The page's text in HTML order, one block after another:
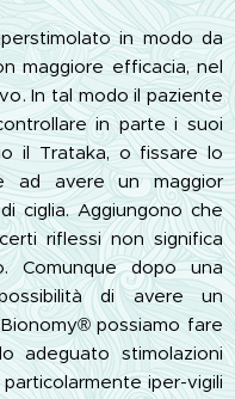
in modo da
maggiore efficacia, nel
In tal modo il paziente
in parte i suoi
il Trataka, o fissare lo
ad avere un maggior
ciglia. Aggiungono che
riflessi non significa
Comunque dopo una
di avere un
possiamo fare
adeguato stimolazioni
iper-vigili